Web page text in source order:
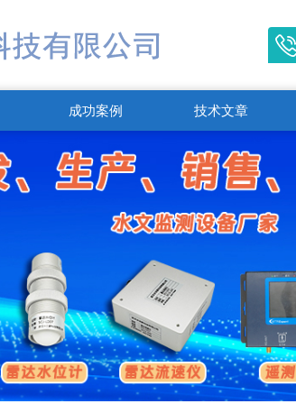
成功案例 技术文章